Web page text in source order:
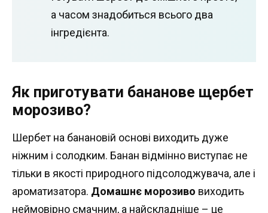
а часом знадобиться всього два
інгредієнта.
Як приготувати бананове щербет
морозиво?
Шербет на банановій основі виходить дуже
ніжним і солодким. Банан відмінно виступає не
тільки в якості природного підсолоджувача, але і
ароматизатора. Домашнє морозиво виходить
неймовірно смачним, а найскладніше – це